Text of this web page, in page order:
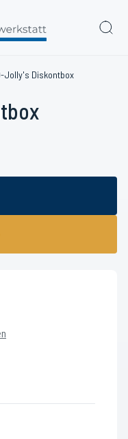
Jolly's Diskontbox